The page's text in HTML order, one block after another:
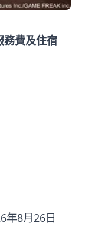
務費及住宿
年8月26日